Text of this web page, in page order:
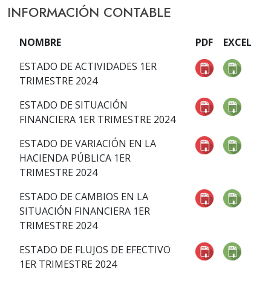
INFORMACIÓN CONTABLE
NOMBRE PDF
EXCEL
ESTADO DE ACTIVIDADES 1ER
TRIMESTRE 2024
ESTADO DE SITUACIÓN
FINANCIERA 1ER TRIMESTRE 2024
ESTADO DE VARIACIÓN EN LA
HACIENDA PÚBLICA 1ER
TRIMESTRE 2024
ESTADO DE CAMBIOS EN LA
SITUACIÓN FINANCIERA 1ER
TRIMESTRE 2024
ESTADO DE FLUJOS DE EFECTIVO
1ER TRIMESTRE 2024